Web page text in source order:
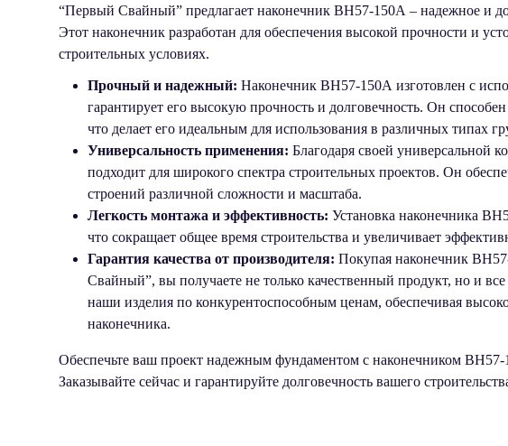
“Первый Свайный” предлагает наконечник ВН57-150А – надежное и
Этот наконечник разработан для обеспечения высокой прочности и
строительных условиях.
Прочный и надежный: Наконечник ВН57-150А изготовлен с
гарантирует его высокую прочность и долговечность. Он
что делает его идеальным для использования в различных типах
Универсальность применения: Благодаря своей универсальной
подходит для широкого спектра строительных проектов. Он
строений различной сложности и масштаба.
Легкость монтажа и эффективность: Установка наконечника
что сокращает общее время строительства и увеличивает
Гарантия качества от производителя: Покупая наконечник
Свайный”, вы получаете не только качественный продукт, но и
наши изделия по конкурентоспособным ценам, обеспечивая
наконечника.
Обеспечьте ваш проект надежным фундаментом с наконечником
Заказывайте сейчас и гарантируйте долговечность вашего